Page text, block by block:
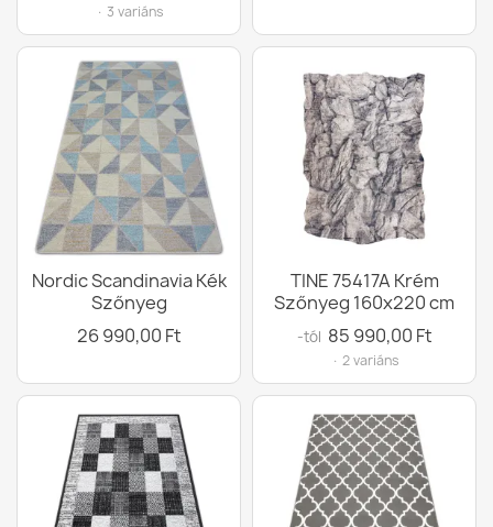
· 3 variáns
Nordic Scandinavia Kék
Szőnyeg
26 990,00 Ft
TINE 75417A Krém
Szőnyeg 160x220 cm
-tól 85 990,00 Ft
· 2 variáns